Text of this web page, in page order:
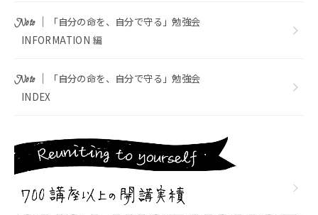
Note｜
「自分の命を、自分で守る」勉強会
INFORMATION 編
Note｜
「自分の命を、自分で守る」勉強会
INDEX